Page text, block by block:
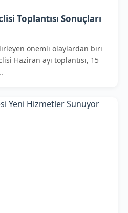
Toplantısı Sonuçları
önemli olaylardan biri
Haziran ayı toplantısı, 15